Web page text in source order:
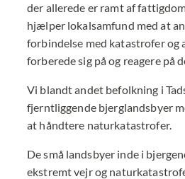
der allerede er ramt af
hjælper lokalsamfund med at
forbindelse med katastrofer og
forberede sig på og reagere på
Vi blandt andet befolkning i
fjerntliggende bjerglandsbyer
at håndtere naturkatastrofer.
De små landsbyer inde i
ekstremt vejr og